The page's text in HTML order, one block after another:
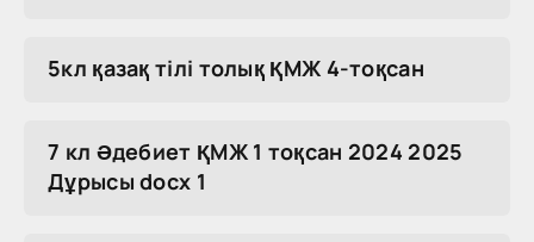
5кл қазақ тілі толық ҚМЖ 4-тоқсан
7 кл Әдебиет ҚМЖ 1 тоқсан 2024 2025
Дұрысы docx 1